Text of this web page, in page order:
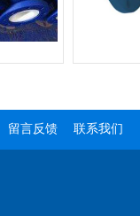
留言反馈 联系我们